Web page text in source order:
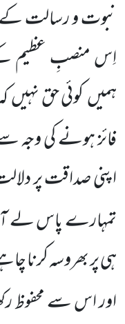
نبوتو رسالت کے
اِس منصبِ عظیم
ہمیںکوئی حق نہیں
فائز ہونے کی وجہ
اپنی صداقت پر
تمہارے پاس لے
ہی پر بھروسہ کرنا
اور اس سے محفوظ